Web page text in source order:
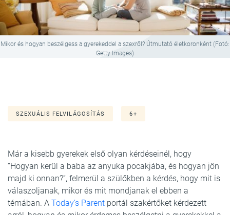
Mikor és hogyan beszélgess a gyerekeddel a szexről? Útmutató életkoronként (Fotó:
Getty Images)
SZEXUÁLIS FELVILÁGOSÍTÁS 6+
Már a kisebb gyerekek első olyan kérdéseinél, hogy
“Hogyan kerül a baba az anyuka pocakjába, és hogyan jön
majd ki onnan?”, felmerül a szülőkben a kérdés, hogy mit is
válaszoljanak, mikor és mit mondjanak el ebben a
témában. A Today’s Parent portál szakértőket kérdezett